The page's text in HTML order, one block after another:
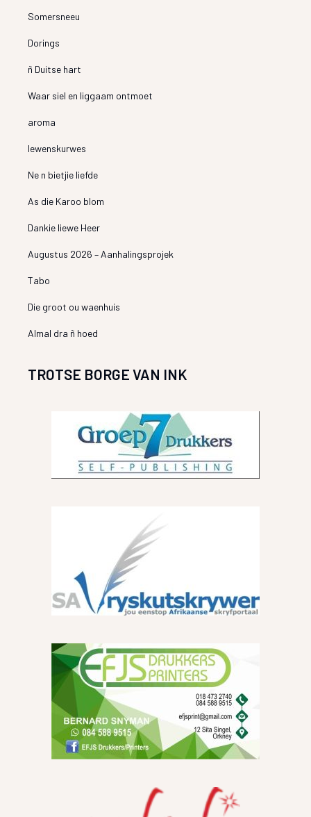
Somersneeu
Dorings
ñ Duitse hart
Waar siel en liggaam ontmoet
aroma
lewenskurwes
Ne n bietjie liefde
As die Karoo blom
Dankie liewe Heer
Augustus 2026 – Aanhalingsprojek
Tabo
Die groot ou waenhuis
Almal dra ñ hoed
TROTSE BORGE VAN INK